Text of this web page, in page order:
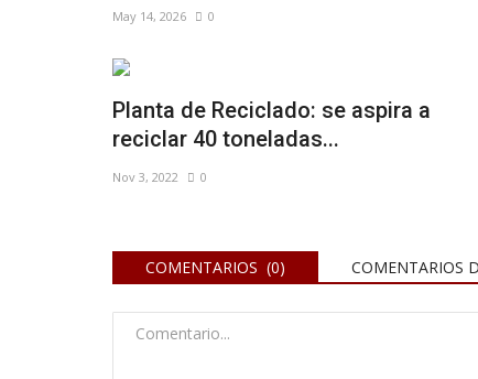
May 14, 2026 0
Planta de Reciclado: se aspira a
reciclar 40 toneladas...
Nov 3, 2022 0
COMENTARIOS (0) COMENTARIOS